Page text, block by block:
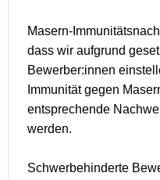
Masern-
dass wir aufgrund
Bewerber:innen
Immunität gegen
entsprechende
werden.
Schwerbehinderte